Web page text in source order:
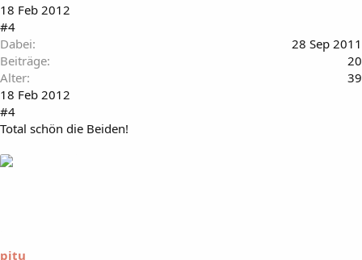
18 Feb 2012
#4
Dabei
28 Sep 2011
Beiträge
20
Alter
39
18 Feb 2012
#4
Total schön die Beiden!
pitu